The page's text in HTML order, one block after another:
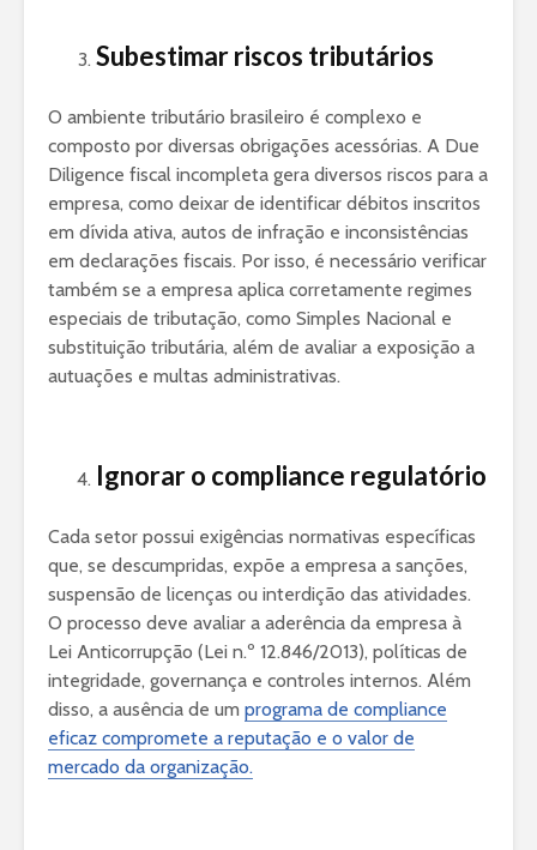
Subestimar riscos tributários
O ambiente tributário brasileiro é complexo e
composto por diversas obrigações acessórias. A Due
Diligence fiscal incompleta gera diversos riscos para a
empresa, como deixar de identificar débitos inscritos
em dívida ativa, autos de infração e inconsistências
em declarações fiscais. Por isso, é necessário verificar
também se a empresa aplica corretamente regimes
especiais de tributação, como Simples Nacional e
substituição tributária, além de avaliar a exposição a
autuações e multas administrativas.
Ignorar o compliance regulatório
Cada setor possui exigências normativas específicas
que, se descumpridas, expõe a empresa a sanções,
suspensão de licenças ou interdição das atividades.
O processo deve avaliar a aderência da empresa à
Lei Anticorrupção (Lei n.º 12.846/2013), políticas de
integridade, governança e controles internos. Além
disso, a ausência de um programa de compliance
eficaz compromete a reputação e o valor de
mercado da organização.